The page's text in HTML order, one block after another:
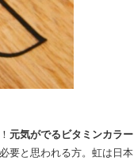
元気がでるビタミンカラー
要と思われる方。虹は日本